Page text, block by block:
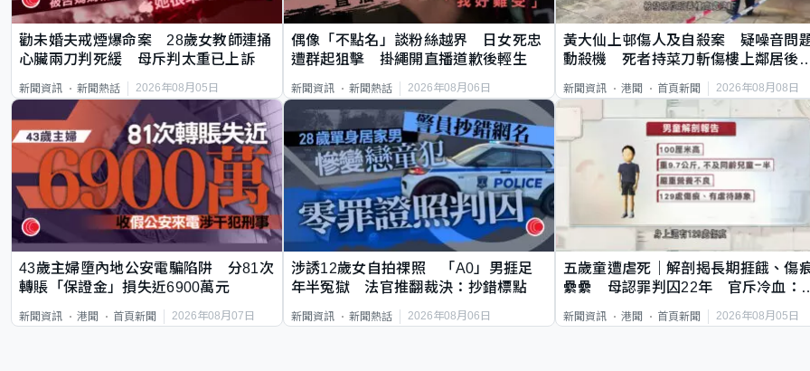
勸未婚夫戒煙爆命案 28歲女教師連捅
心臟兩刀判死緩 母斥判太重已上訴
新聞資訊 新聞熱話 2026年08月05日
偶像「不點名」談粉絲越界 日女死忠
遭群起狙擊 掛繩開直播道歉後輕生
新聞資訊 新聞熱話 2026年08月06日
黃大仙上邨傷人及自殺案 疑噪音問
動殺機 死者持菜刀斬傷樓上鄰居後
新聞資訊 港聞 首頁新聞 2026年08月08日
43歲主婦墮內地公安電騙陷阱 分81次
轉賬「保證金」損失近6900萬元
新聞資訊 港聞 首頁新聞 2026年08月07日
涉誘12歲女自拍祼照 「A0」男捱足
年半冤獄 法官推翻裁決：抄錯標點
新聞資訊 新聞熱話 2026年08月06日
五歲童遭虐死｜解剖揭長期捱餓、傷
纍纍 母認罪判囚22年 官斥冷血：
新聞資訊 港聞 首頁新聞 2026年08月05日